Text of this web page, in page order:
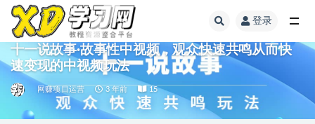
登录
十一说故事·故事性中视频，观众快速共鸣从而快
速变现的中视频玩法
网赚项目运营 3 年前 15